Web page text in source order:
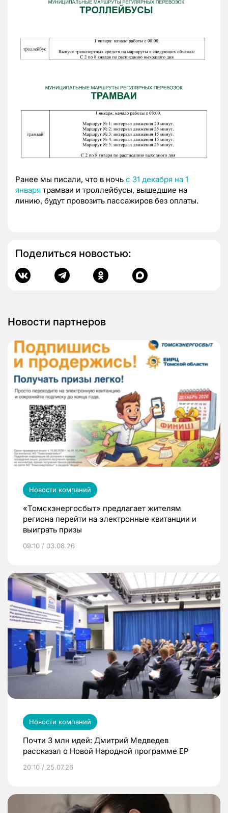
Ранее мы писали, что в ночь с 31 декабря на 1
января трамваи и троллейбусы, вышедшие на
линию, будут провозить пассажиров без оплаты.
Поделиться новостью:
Новости партнеров
Новости компаний
«Томскэнергосбыт» предлагает жителям
региона перейти на электронные квитанции и
выиграть призы
09:10 / 03.08.26
Новости компаний
Почти 3 млн идей: Дмитрий Медведев
рассказал о Новой Народной программе ЕР
20:10 / 25.07.26